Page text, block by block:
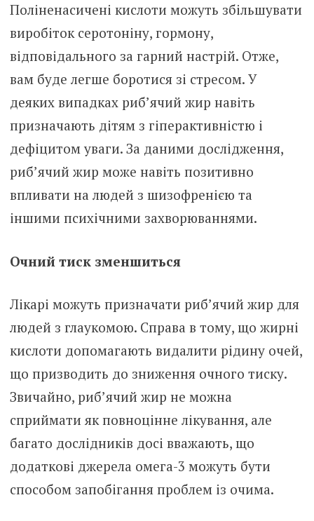
Поліненасичені кислоти можуть збільшувати
виробіток серотоніну, гормону,
відповідального за гарний настрій. Отже,
вам буде легше боротися зі стресом. У
деяких випадках риб’ячий жир навіть
призначають дітям з гіперактивністю і
дефіцитом уваги. За даними дослідження,
риб’ячий жир може навіть позитивно
впливати на людей з шизофренією та
іншими психічними захворюваннями.
Очний тиск зменшиться
Лікарі можуть призначати риб’ячий жир для
людей з глаукомою. Справа в тому, що жирні
кислоти допомагають видалити рідину очей,
що призводить до зниження очного тиску.
Звичайно, риб’ячий жир не можна
сприймати як повноцінне лікування, але
багато дослідників досі вважають, що
додаткові джерела омега-3 можуть бути
способом запобігання проблем із очима.